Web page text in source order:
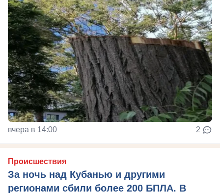
вчера в 14:00 2
Происшествия
За ночь над Кубанью и другими
регионами сбили более 200 БПЛА. В